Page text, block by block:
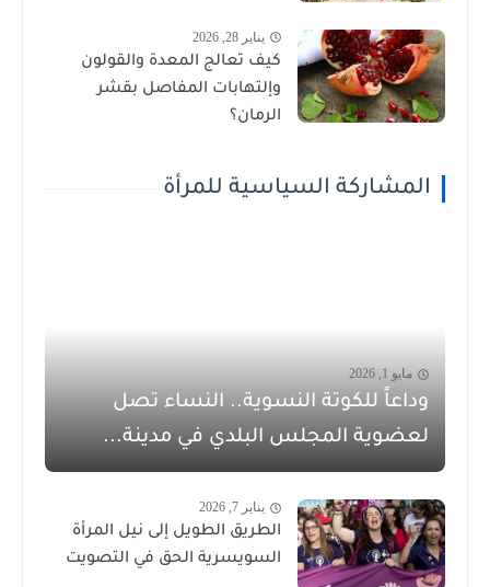
يناير 28, 2026
كيف تعالج المعدة والقولون
وإلتهابات المفاصل بقشر
الرمان؟
المشاركة السياسية للمرأة
مايو 1, 2026
وداعاً للكوتة النسوية.. النساء تصل
لعضوية المجلس البلدي في مدينة...
يناير 7, 2026
الطريق الطويل إلى نيل المرأة
السويسرية الحق في التصويت